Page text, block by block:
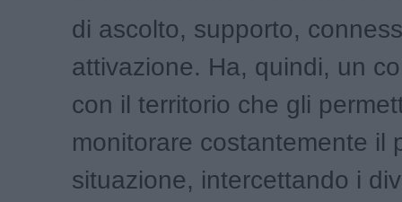
di ascolto, supporto,
attivazione. Ha, quindi, un
con il territorio che gli
monitorare costantemente il
situazione, intercettando i